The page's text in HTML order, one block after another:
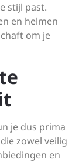
stijl past.
en helmen
om je
je dus prima
zowel veilig
en